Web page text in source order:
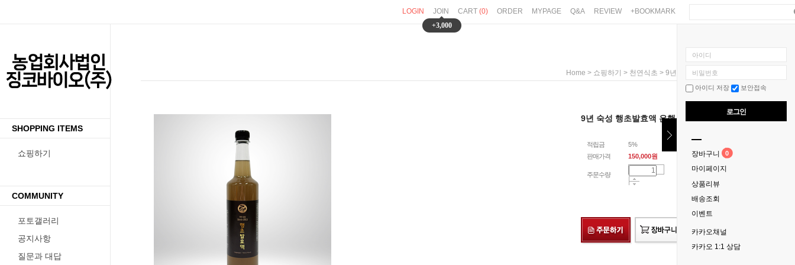
LOGIN
JOIN
+3,000
CART (0) ORDER MYPAGE Q&A REVIEW +BOOKMARK
SHOPPING ITEMS
쇼핑하기
COMMUNITY
포토갤러리
공지사항
질문과 대답
아이디
비밀번호
아이디 저장 보안접속
로그인
장바구니 0
마이페이지
상품리뷰
배송조회
이벤트
카카오채널
카카오 1:1 상담
Home > 쇼핑하기 > 천연식초 > 9년 숙성 행초발효액 은행식초 750ml
9년 숙성 행초발효액 은행식초 750ml
적립금
5%
판매가격
150,000원
주문수량